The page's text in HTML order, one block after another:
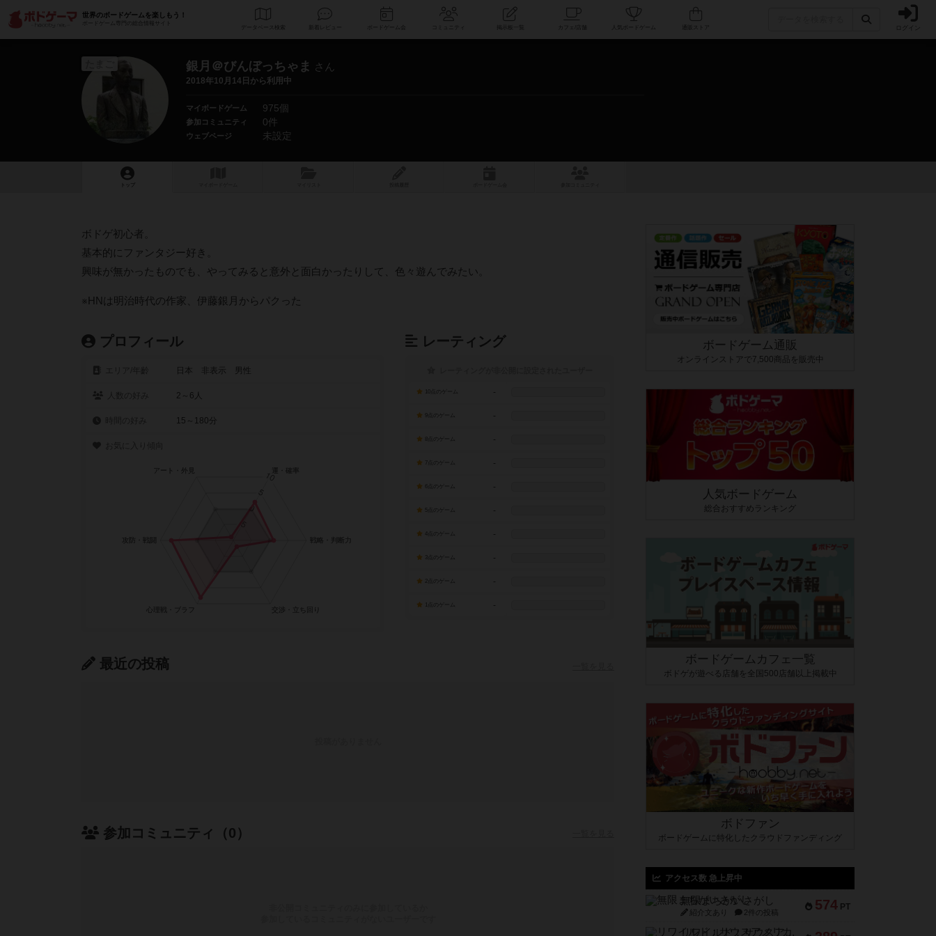
世界のボードゲームを楽しもう！
ボードゲーム専門の総合情報サイト
データベース コミュニティ 人気ボードゲーム ログイン
銀月＠びんぼっちゃま さん
2018年10月14日から利用中
マイボードゲーム 975個
参加コミュニティ 0件
ウェブページ 未設定
トップ
ボドゲ初心者。
基本的にファンタジー好き。
興味が無かったものでも、やってみると意外と面白かったりして、色々遊んでみたい。
※HNは明治時代の作家、伊藤銀月からパクった
プロフィール
日本 非表示 男性
2～6人
15～180分
レーティング
-
-
-
7点のゲーム -
-
-
-
-
-
-
最近の投稿
参加コミュニティ（0）
ボードゲーム通販
オンラインストアで7,500商品を販売中
人気ボードゲーム
総合おすすめランキング
ボードゲームカフェ一覧
ボドゲが遊べる店舗を全国500店舗以上掲載中
ボドファン
ボードゲームに特化したクラウドファンディング
アクセス数 急上昇中
574 PT
無限まちがいさがし
紹介文あり 2件の投稿
リワイルド：サウスアメリカ